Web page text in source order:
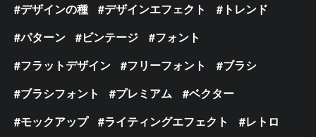
デザインの種
デザインエフェクト
トレンド
パターン
ビンテージ
フォント
フラットデザイン
フリーフォント
ブラシ
ブラシフォント
プレミアム
ベクター
モックアップ
ライティングエフェクト
レトロ